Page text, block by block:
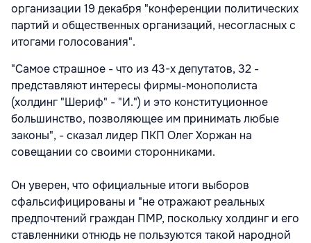
организации 19 декабря "конференции политических
партий и общественных организаций, несогласных с
итогами голосования".
"Самое страшное - что из 43-х депутатов, 32 -
представляют интересы фирмы-монополиста
(холдинг "Шериф" - "И.") и это конституционное
большинство, позволяющее им принимать любые
законы", - сказал лидер ПКП Олег Хоржан на
совещании со своими сторонниками.
Он уверен, что официальные итоги выборов
сфальсифицированы и "не отражают реальных
предпочтений граждан ПМР, поскольку холдинг и его
ставленники отнюдь не пользуются такой народной